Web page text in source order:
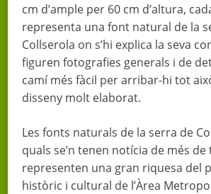
cm d’ample per 60 cm d’altura,
representa una font natural de la
Collserola on s’hi explica la seva
figuren fotografies generals i de
camí més fàcil per arribar-hi tot
disseny molt elaborat.
Les fonts naturals de la serra de
quals se’n tenen notícia de més de
representen una gran riquesa del
històric i cultural de l’Àrea